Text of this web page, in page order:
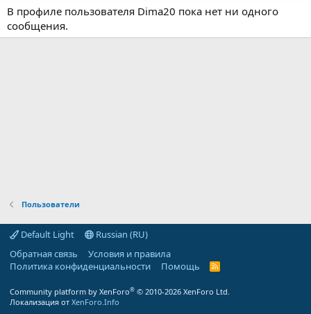
В профиле пользователя Dima20 пока нет ни одного
сообщения.
Пользователи
Default Light
Russian (RU)
Обратная связь
Условия и правила
Политика конфиденциальности
Помощь
R
Community platform by XenForo® © 2010-2026 XenForo Ltd.
Локализация от XenForo.Info